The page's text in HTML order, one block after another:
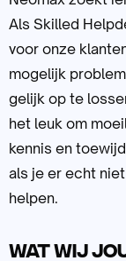
Als Skilled
voor onze
mogelijk
gelijk op te
het leuk om
kennis en
als je er echt
helpen.
Wat wij